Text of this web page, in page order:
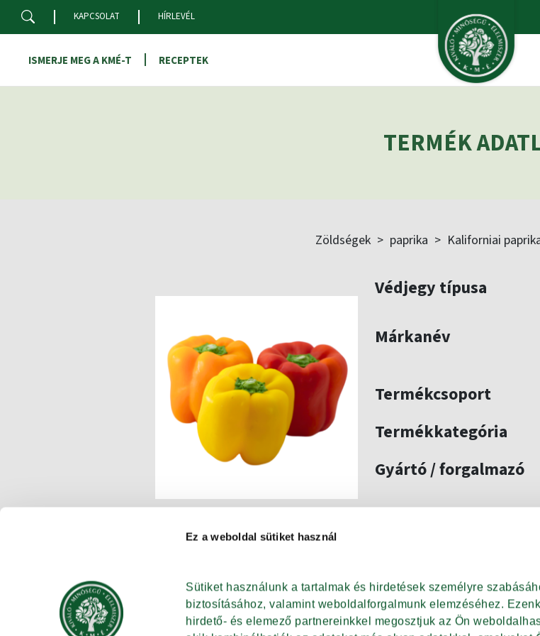
Ez a weboldal sütiket használ
Sütiket használunk a tartalmak és hirdetések személyre
biztosításához, valamint weboldalforgalmunk elemzéséhez.
hirdető- és elemező partnereinkkel megosztjuk az Ön
Skip to main content
KAPCSOLAT HÍRLEVÉL
ISMERJE MEG A KMÉ-T RECEPTEK
TERMÉK
Zöldségek > paprika > Kaliforniai
Védjegy típusa
Márkanév
Termékcsoport
Termékkategória
Gyártó / forgalmazó